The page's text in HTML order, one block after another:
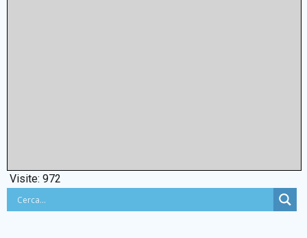
Visite: 972